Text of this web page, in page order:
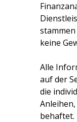
stammen
keine
Alle
auf der
die
behaftet.